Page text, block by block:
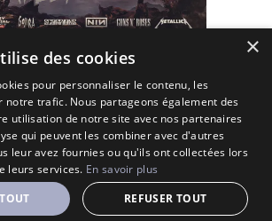
- All Rights Reserved.
Customisé par Seraf' sur une base de Solopine
×
des cookies
pour personnaliser le contenu, les
notre trafic. Nous partageons également des
utilisation de notre site avec nos partenaires
qui peuvent les combiner avec d'autres
leur avez fournies ou qu'ils ont collectées lors
leurs services. En savoir plus
REFUSER TOUT